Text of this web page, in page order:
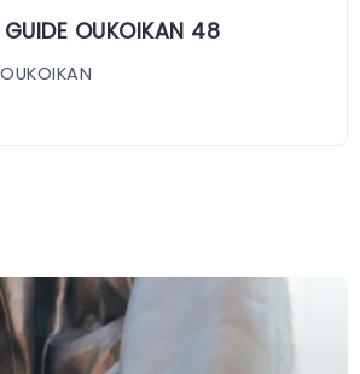
GUIDE OUKOIKAN 48
OUKOIKAN